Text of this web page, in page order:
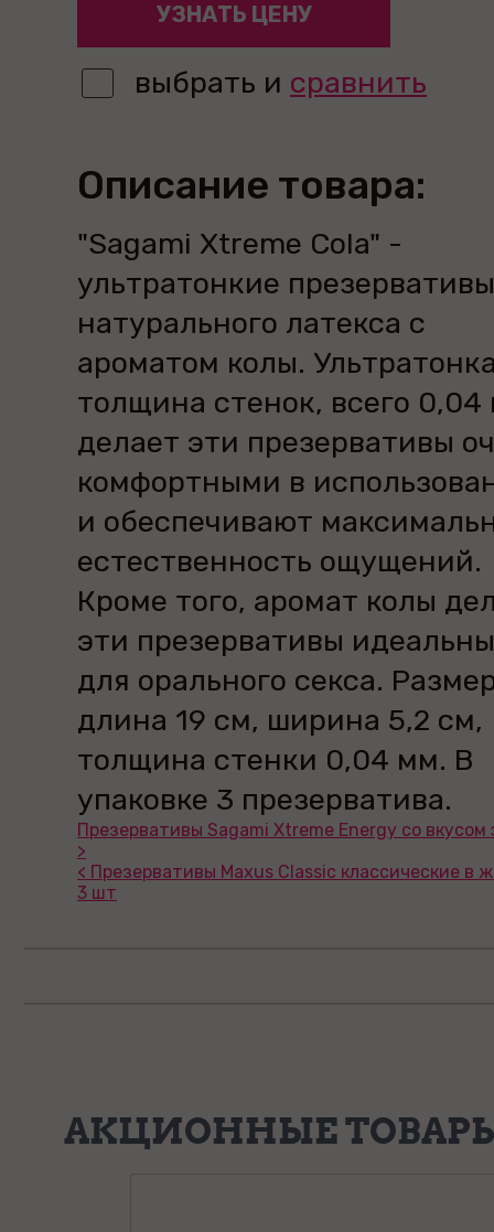
УЗНАТЬ ЦЕНУ
выбрать и сравнить
Описание товара:
"Sagami Xtreme Cola" -
ультратонкие
натурального латекса с
ароматом колы.
толщина стенок, всего
делает эти презервативы
комфортными в
и обеспечивают
естественность ощущений.
Кроме того, аромат колы
эти презервативы
для орального секса.
длина 19 см, ширина 5,2 см,
толщина стенки 0,04 мм. В
упаковке 3 презерватива.
Презервативы Sagami Xtreme Energy со
>
< Презервативы Maxus Classic классические в
3 шт
АКЦИОННЫЕ